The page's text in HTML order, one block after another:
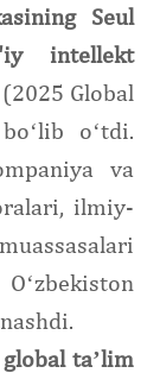
Seul
intellekt
Global
oʻtdi.
va
ilmiy-
taʼlim